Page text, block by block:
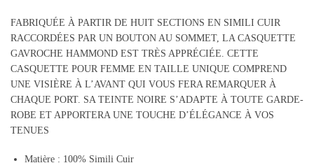
FABRIQUÉE À PARTIR DE HUIT SECTIONS EN SIMILI CUIR
RACCORDÉES PAR UN BOUTON AU SOMMET, LA CASQUETTE
GAVROCHE HAMMOND EST TRÈS APPRÉCIÉE. CETTE
CASQUETTE POUR FEMME EN TAILLE UNIQUE COMPREND
UNE VISIÈRE À L’AVANT QUI VOUS FERA REMARQUER À
CHAQUE PORT. SA TEINTE NOIRE S’ADAPTE À TOUTE GARDE-
ROBE ET APPORTERA UNE TOUCHE D’ÉLÉGANCE À VOS
TENUES
Matière : 100% Simili Cuir